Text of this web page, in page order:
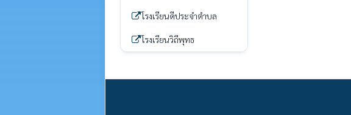
โรงเรียนดีประจำตำบล
โรงเรียนวิถีพุทธ